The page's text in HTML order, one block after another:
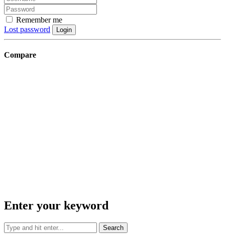
Remember me
Lost password
Login
Compare
Enter your keyword
Search